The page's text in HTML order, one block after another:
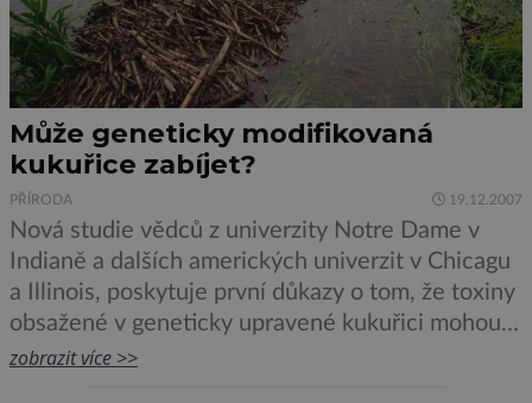
Může geneticky modifikovaná
kukuřice zabíjet?
PŘÍRODA 19.12.2007
Nová studie vědců z univerzity Notre Dame v
Indianě a dalších amerických univerzit v Chicagu
a Illinois, poskytuje první důkazy o tom, že toxiny
obsažené v geneticky upravené kukuřici mohou
cestovat na dlouhé vzdálenosti v potocích a
zobrazit více >>